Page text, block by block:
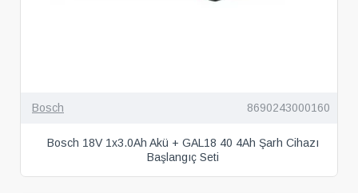
Bosch 8690243000160
Bosch 18V 1x3.0Ah Akü + GAL18 40 4Ah Şarh Cihazı
Başlangıç Seti